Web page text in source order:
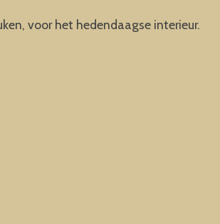
voor het hedendaagse interieur.